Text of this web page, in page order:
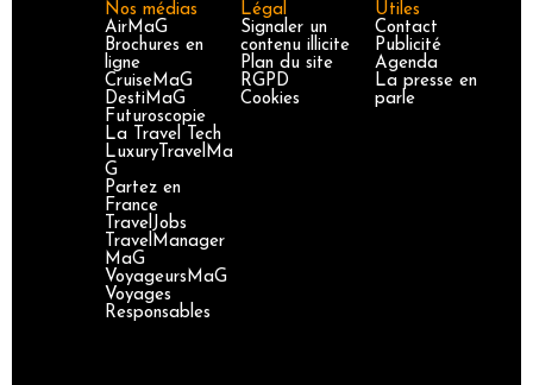
Nos médias
AirMaG
Brochures en
ligne
CruiseMaG
DestiMaG
Futuroscopie
La Travel Tech
LuxuryTravelMa
G
Partez en
France
TravelJobs
TravelManager
MaG
VoyageursMaG
Voyages
Responsables
Légal
Signaler un
contenu illicite
Plan du site
RGPD
Cookies
Utiles
Contact
Publicité
Agenda
La presse en
parle